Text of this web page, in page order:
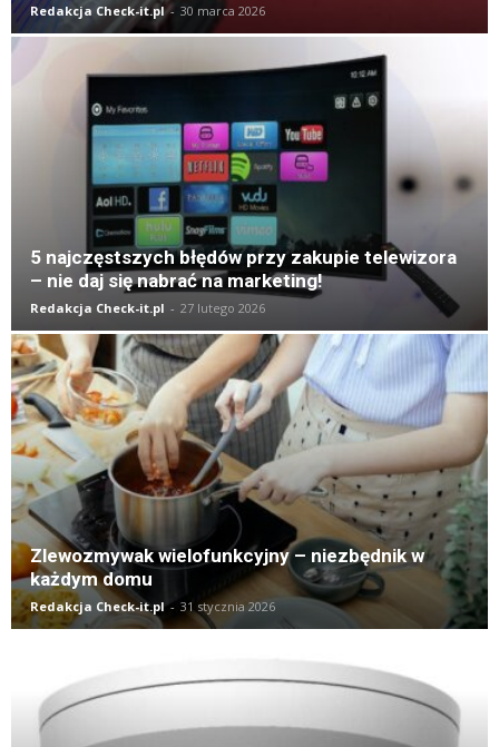
Redakcja Check-it.pl - 30 marca 2026
5 najczęstszych błędów przy zakupie telewizora
– nie daj się nabrać na marketing!
Redakcja Check-it.pl - 27 lutego 2026
Zlewozmywak wielofunkcyjny – niezbędnik w
każdym domu
Redakcja Check-it.pl - 31 stycznia 2026